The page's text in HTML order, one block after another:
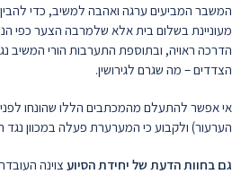
המשבר המביעים ערגה ואהבה למשיב, כדי
מעוניינת בשלום בית אלא שלמרבה הצער כפי
הדרכה ראויה, ובתוספת התערבות הורי המשיב
הצדדים – מה שגרם לגירושין.
אי אפשר להתעלם מהמכתבים הללו שהונחו
הערעור) ולקבוע כי המערערת פעלה במכוון
גם בחוות הדעת של יחידת הסיוע צוינה